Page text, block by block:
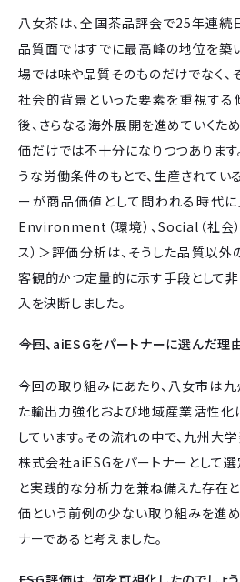
八女茶は、全国茶品評会で25年連続
品質面ではすでに最高峰の地位を築
場では味や品質そのものだけでなく
社会的背景といった要素を重視する
後、さらなる海外展開を進めていくため
価だけでは不十分になりつつあります
うな労働条件のもとで、生産されてい
ーが商品価値として問われる時代に
Environment（環境）、Social（社会
ス）＞評価分析は、そうした品質以外
客観的かつ定量的に示す手段として
入を決断しました。
――今回、aiESGをパートナーに選んだ理
今回の取り組みにあたり、八女市は
た輸出力強化および地域産業活性化
しています。その流れの中で、九州大
株式会社aiESGをパートナーとして
と実践的な分析力を兼ね備えた存在
価という前例の少ない取り組みを進
ナーであると考えました。